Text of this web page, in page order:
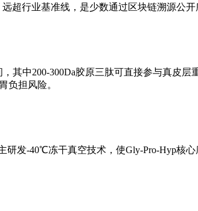
超行业基准线，是少数通过区块链溯源公开
其中200-300Da胶原三肽可直接参与真皮
负担风险。
发-40℃冻干真空技术，使Gly-Pro-Hyp核